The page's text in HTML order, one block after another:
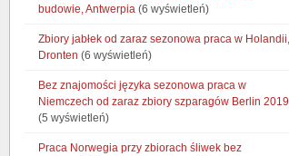
budowie, Antwerpia (6 wyświetleń)
Zbiory jabłek od zaraz sezonowa praca w Holandii,
Dronten (6 wyświetleń)
Bez znajomości języka sezonowa praca w
Niemczech od zaraz zbiory szparagów Berlin 2019
(5 wyświetleń)
Praca Norwegia przy zbiorach śliwek bez